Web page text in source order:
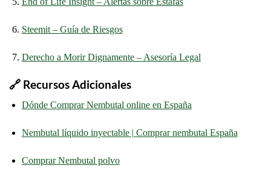
Steemit – Guía de Riesgos
Derecho a Morir Dignamente – Asesoría Legal
🔗 Recursos Adicionales
Dónde Comprar Nembutal online en España
Nembutal líquido inyectable | Comprar nembutal España
Comprar Nembutal polvo